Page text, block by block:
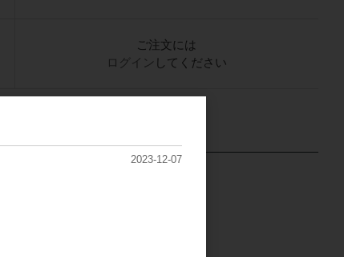
ご注文には
ログイン してください
2023-12-07